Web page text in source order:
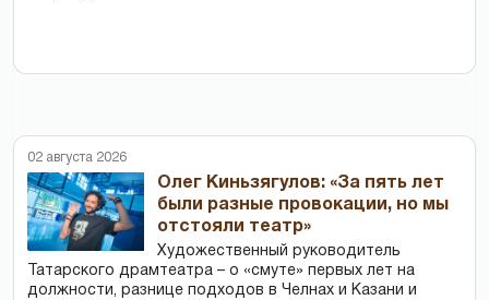
02 августа 2026
Олег Киньзягулов: «За пять лет
были разные провокации, но мы
отстояли театр»
Художественный руководитель
Татарского драмтеатра – о «смуте» первых лет на
должности, разнице подходов в Челнах и Казани и